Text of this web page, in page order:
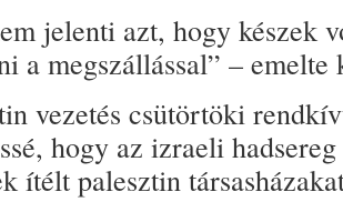
jelenti azt, hogy készek
a megszállással” – emelte
vezetés csütörtöki
hogy az izraeli
ítélt palesztin